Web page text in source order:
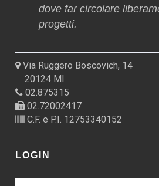
dove far circolare
progetti.
Via Ruggero Boscovich, 14
20124 MI
02.875315
02.72002417
C.F. e P.I. 12753340152
LOGIN